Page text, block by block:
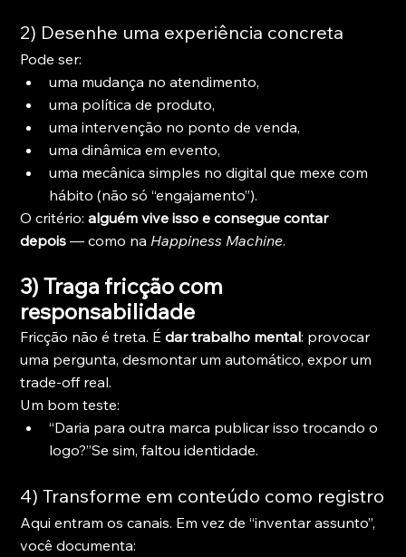
2) Desenhe uma experiência concreta
Pode ser:
uma mudança no atendimento,
uma política de produto,
uma intervenção no ponto de venda,
uma dinâmica em evento,
uma mecânica simples no digital que mexe com
hábito (não só “engajamento”).
O critério: alguém vive isso e consegue contar
depois — como na Happiness Machine.
3) Traga fricção com
responsabilidade
Fricção não é treta. É dar trabalho mental: provocar
uma pergunta, desmontar um automático, expor um
trade-off real.
Um bom teste:
“Daria para outra marca publicar isso trocando o
logo?”Se sim, faltou identidade.
4) Transforme em conteúdo como registro
Aqui entram os canais. Em vez de “inventar assunto”,
você documenta: